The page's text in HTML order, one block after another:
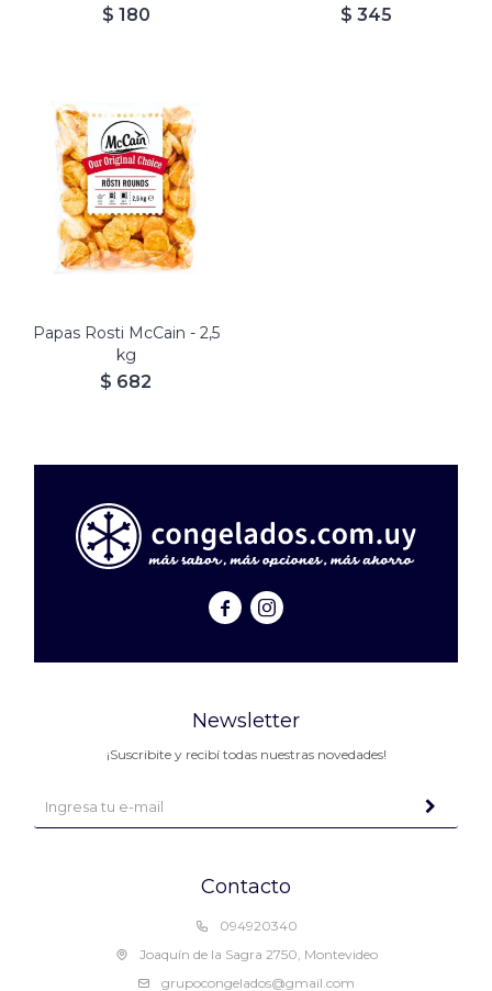
$ 180 $ 345
Papas Rosti McCain - 2,5
kg
$ 682
 
Contacto
094920340
Joaquín de la Sagra 2750, Montevideo
grupocongelados@gmail.com
Newsletter
¡Suscribite y recibí todas nuestras novedades!